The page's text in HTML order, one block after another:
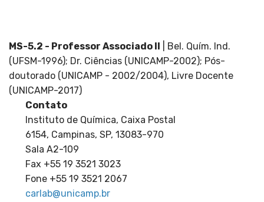
MS-5.2 - Professor Associado II | Bel. Quím. Ind.
(UFSM-1996); Dr. Ciências (UNICAMP-2002); Pós-
doutorado (UNICAMP - 2002/2004), Livre Docente
(UNICAMP-2017)
Contato
Instituto de Química, Caixa Postal
6154, Campinas, SP, 13083-970
Sala A2-109
Fax +55 19 3521 3023
Fone +55 19 3521 2067
carlab@unicamp.br